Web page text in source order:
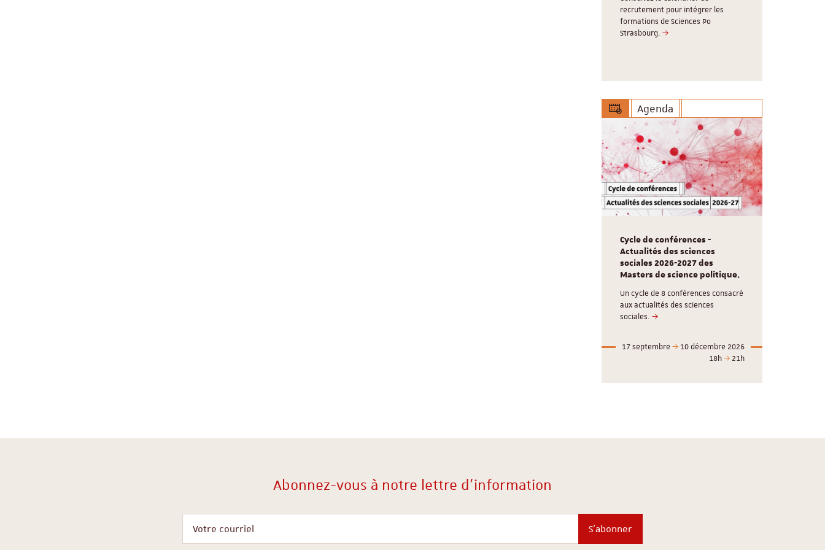
recrutement pour intégrer les
formations de Sciences Po
Strasbourg.
Agenda
Cycle de conférences -
Actualités des sciences
sociales 2026-2027 des
Masters de science politique.
Un cycle de 8 conférences consacré
aux actualités des sciences
sociales.
17 septembre
10 décembre 2026
18h
21h
Abonnez-vous à notre lettre d'information
S'abonner